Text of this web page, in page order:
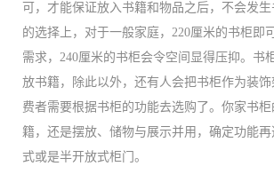
可，才能保证放入书籍和物品之后，不会发
的选择上，对于一般家庭，220厘米的书柜即
需求，240厘米的书柜会令空间显得压抑。书
放书籍，除此以外，还有人会把书柜作为装
费者需要根据书柜的功能去选购了。你家书
籍，还是摆放、储物与展示并用，确定功能
式或是半开放式柜门。